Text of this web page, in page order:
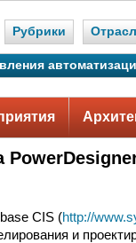
Рубрики
CIS (http://
и